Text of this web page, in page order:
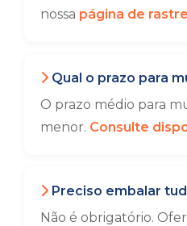
nossa página de
Qual o prazo para
O prazo médio para
menor. Consulte
Preciso embalar
Não é obrigatório.